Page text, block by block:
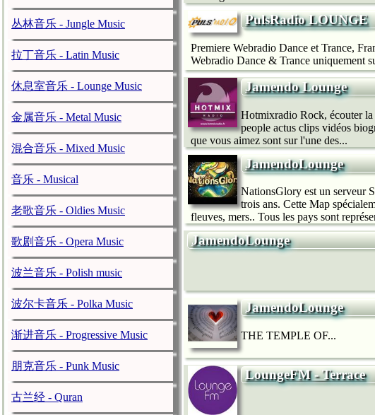
丛林音乐 - Jungle Music
拉丁音乐 - Latin Music
休息室音乐 - Lounge Music
金属音乐 - Metal Music
混合音乐 - Mixed Music
音乐 - Musical
老歌音乐 - Oldies Music
歌剧音乐 - Opera Music
波兰音乐 - Polish music
波尔卡音乐 - Polka Music
渐进音乐 - Progressive Music
朋克音乐 - Punk Music
古兰经 - Quran
PulsRadio LOUNGE
Premiere Webradio Dance et Trance,
Webradio Dance & Trance uniquement
Jamendo Lounge
Hotmixradio Rock, écouter
people actus clips vidéos
que vous aimez sont sur l'une des...
JamendoLounge
NationsGlory est un serveur
trois ans. Cette Map
fleuves, mers.. Tous les pays sont
JamendoLounge
JamendoLounge
THE TEMPLE OF...
LoungeFM - Terrace